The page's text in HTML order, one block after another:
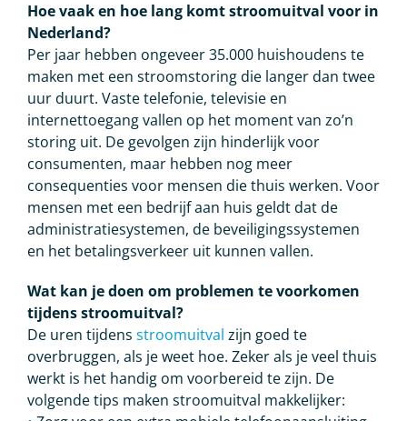
Hoe vaak en hoe lang komt stroomuitval voor in
Nederland?
Per jaar hebben ongeveer 35.000 huishoudens te
maken met een stroomstoring die langer dan twee
uur duurt. Vaste telefonie, televisie en
internettoegang vallen op het moment van zo’n
storing uit. De gevolgen zijn hinderlijk voor
consumenten, maar hebben nog meer
consequenties voor mensen die thuis werken. Voor
mensen met een bedrijf aan huis geldt dat de
administratiesystemen, de beveiligingssystemen
en het betalingsverkeer uit kunnen vallen.
Wat kan je doen om problemen te voorkomen
tijdens stroomuitval?
De uren tijdens stroomuitval zijn goed te
overbruggen, als je weet hoe. Zeker als je veel thuis
werkt is het handig om voorbereid te zijn. De
volgende tips maken stroomuitval makkelijker: